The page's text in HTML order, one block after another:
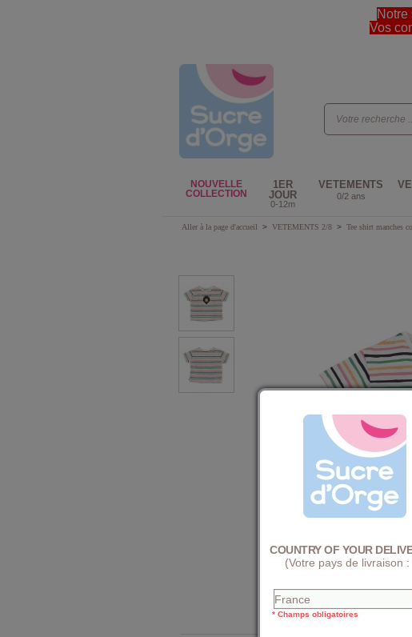
Vos
NOUVELLE
COLLECTION
1ER
JOUR
0-12m
VETEMENTS
0/2 ans
Aller à la page d'accueil > VETEMENTS 2/8 > Tee shirt manches
COUNTRY OF YOUR
(Votre pays de livraison :
* Champs obligatoires